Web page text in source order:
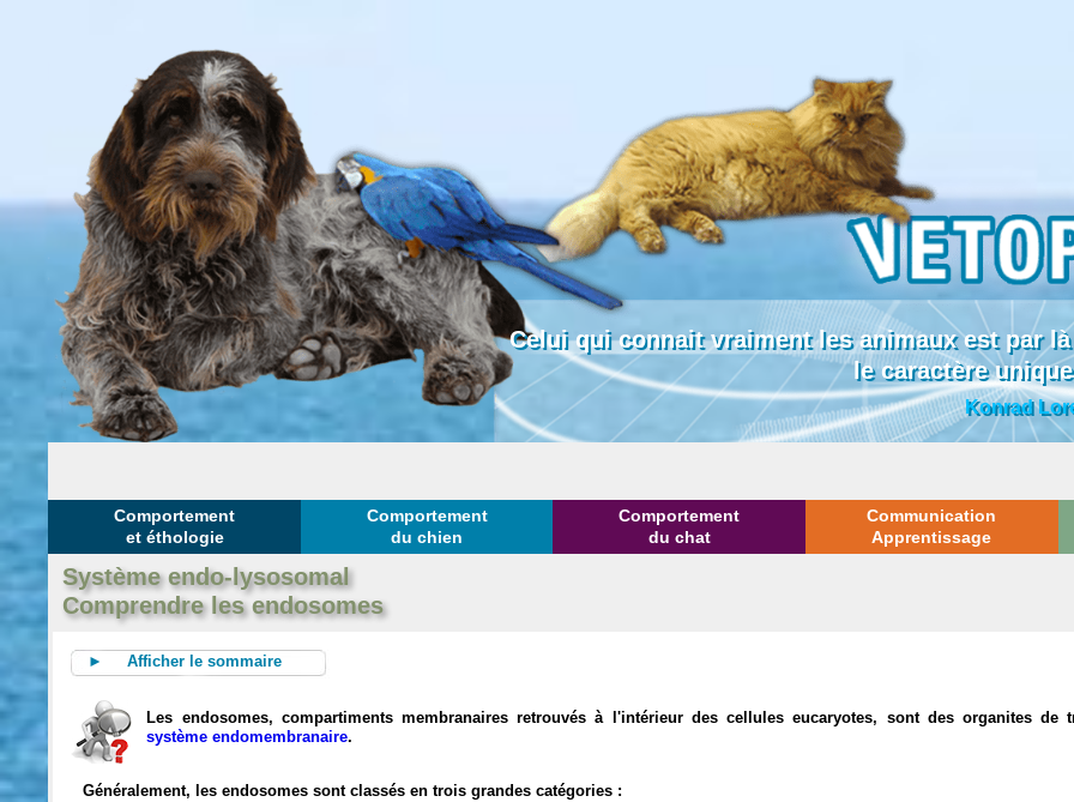
Celui qui connait vraiment les animaux est par
le caractère
Konrad
Comportement
et éthologie
Comportement
du chien
Comportement
du chat
Communication
Apprentissage
Système endo-lysosomal
Comprendre les endosomes
► Afficher le sommaire
Les endosomes, compartiments membranaires retrouvés à l'intérieur des cellules eucaryotes, sont des organites de
système endomembranaire.
Généralement, les endosomes sont classés en trois grandes catégories :